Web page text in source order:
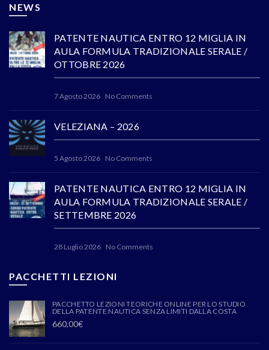
NEWS
PATENTE NAUTICA ENTRO 12 MIGLIA IN
AULA FORMULA TRADIZIONALE SERALE /
OTTOBRE 2026
7 Agosto 2026 No Comments
VELEZIANA – 2026
5 Agosto 2026 No Comments
PATENTE NAUTICA ENTRO 12 MIGLIA IN
AULA FORMULA TRADIZIONALE SERALE /
SETTEMBRE 2026
28 Luglio 2026 No Comments
PACCHETTI LEZIONI
PACCHETTO LEZIONI TEORICHE ONLINE PER LO STUDIO
DELLA PATENTE NAUTICA SENZA LIMITI DALLA COSTA
660,00€